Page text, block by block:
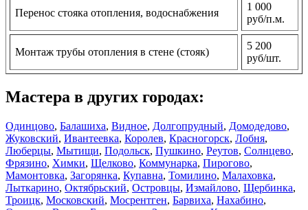
Перенос стояка отопления, водоснабжения
1 000
руб/п.м.
Монтаж трубы отопления в стене (стояк)
5 200
руб/шт.
Мастера в других городах:
Одинцово, Балашиха, Видное, Долгопрудный, Домодедово,
Жуковский, Ивантеевка, Королев, Красногорск, Лобня,
Люберцы, Мытищи, Подольск, Пушкино, Реутов, Солнцево,
Фрязино, Химки, Щелково, Коммунарка, Пирогово,
Мамонтовка, Загорянка, Купавна, Томилино, Малаховка,
Лыткарино, Октябрьский, Островцы, Измайлово, Щербинка,
Троицк, Московский, Мосрентген, Барвиха, Нахабино,